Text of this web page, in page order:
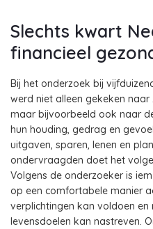
Slechts kwart
financieel
Bij het onderzoek bij
werd niet alleen gekeken
maar bijvoorbeeld ook naar
hun houding, gedrag en
uitgaven, sparen, lenen en
ondervraagden doet het
Volgens de onderzoeker is
op een comfortabele manier
verplichtingen kan voldoen en
levensdoelen kan nastreven.